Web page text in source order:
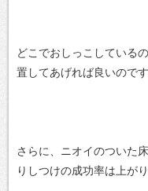
どこでおしっこしている
置してあげれば良いのです
さらに、ニオイのついた
りしつけの成功率は上がり